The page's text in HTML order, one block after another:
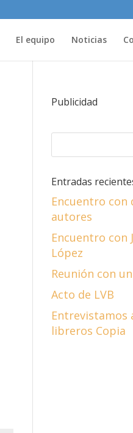
El equipo Noticias
Publicidad
Entradas
Encuentro con
autores
Encuentro con
López
Reunión con
Acto de LVB
Entrevistamos
libreros Copia